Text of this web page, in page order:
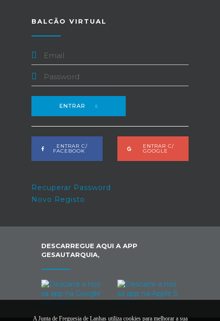
BALCÃO VIRTUAL
ENTRAR
ENTRAR C/
FACEBOOK
ENTRAR C/
GOOGLE
Recuperar Password
Novo Registo
DESCARREGUE AQUI A APP
GESAUTARQUIA,
A Junta de Freguesia de Lanhas utiliza cookies para melhorar a sua